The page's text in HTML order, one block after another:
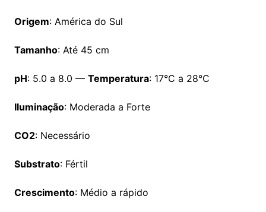
Origem: América do Sul
Tamanho: Até 45 cm
pH: 5.0 a 8.0 — Temperatura: 17°C a 28°C
Iluminação: Moderada a Forte
CO2: Necessário
Substrato: Fértil
Crescimento: Médio a rápido